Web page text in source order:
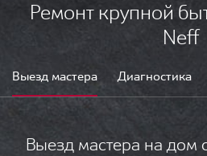
Ремонт крупной
Neff
Выезд мастера Диагностика
Выезд мастера на дом